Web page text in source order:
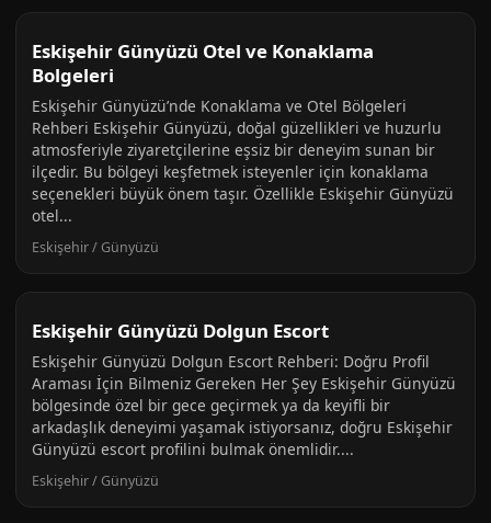
Eskişehir Günyüzü Otel ve Konaklama
Bolgeleri
Eskişehir Günyüzü’nde Konaklama ve Otel Bölgeleri
Rehberi Eskişehir Günyüzü, doğal güzellikleri ve huzurlu
atmosferiyle ziyaretçilerine eşsiz bir deneyim sunan bir
ilçedir. Bu bölgeyi keşfetmek isteyenler için konaklama
seçenekleri büyük önem taşır. Özellikle Eskişehir Günyüzü
otel...
Eskişehir / Günyüzü
Eskişehir Günyüzü Dolgun Escort
Eskişehir Günyüzü Dolgun Escort Rehberi: Doğru Profil
Araması İçin Bilmeniz Gereken Her Şey Eskişehir Günyüzü
bölgesinde özel bir gece geçirmek ya da keyifli bir
arkadaşlık deneyimi yaşamak istiyorsanız, doğru Eskişehir
Günyüzü escort profilini bulmak önemlidir....
Eskişehir / Günyüzü